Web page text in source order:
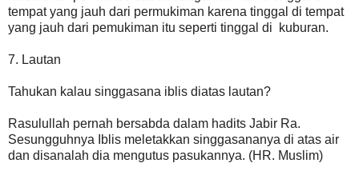
tempat yang jauh dari permukiman karena tinggal di tempat
yang jauh dari pemukiman itu seperti tinggal di kuburan.
7. Lautan
Tahukan kalau singgasana iblis diatas lautan?
Rasulullah pernah bersabda dalam hadits Jabir Ra.
Sesungguhnya Iblis meletakkan singgasananya di atas air
dan disanalah dia mengutus pasukannya. (HR. Muslim)